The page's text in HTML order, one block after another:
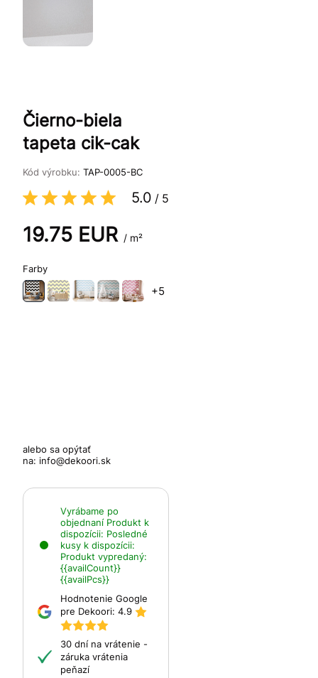
Čierno-biela
tapeta cik-cak
Kód výrobku: TAP-0005-BC
5.0 / 5
19.75 EUR / m²
Farby
+5
alebo sa opýtať
na: info@dekoori.sk
Vyrábame po
objednaní Produkt k
dispozícii: Posledné
kusy k dispozícii:
Produkt vypredaný:
{{availCount}}
{{availPcs}}
Hodnotenie Google
pre Dekoori: 4.9
30 dní na vrátenie -
záruka vrátenia
peňazí